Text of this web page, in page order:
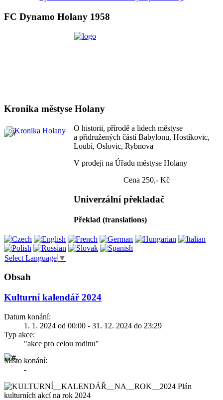
FC Dynamo Holany 1958
Kronika městyse Holany
O historii, přírodě a lidech městyse
a přidružených částí Babylonu, Hostíkovic,
Loubí, Oslovic, Rybnova
V prodeji na Úřadu městyse Holany
Cena 250,- Kč
Univerzální překladač
Překlad (translations)
Select Language ▼
Obsah
Kulturní kalendář 2024
Datum konání:
1. 1. 2024 od 00:00 - 31. 12. 2024 do 23:29
Typ akce:
"akce pro celou rodinu"
Místo konání:
-
Plán
kulturních akcí na rok 2024